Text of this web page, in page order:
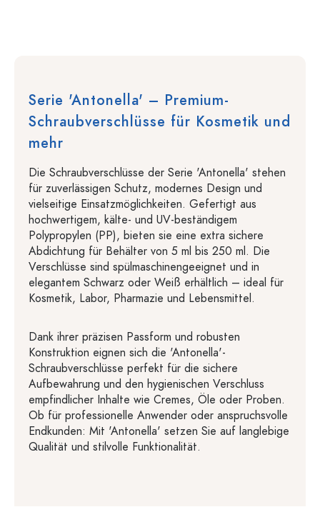
Serie 'Antonella' – Premium-
Schraubverschlüsse für Kosmetik und
mehr
Die Schraubverschlüsse der Serie 'Antonella' stehen
für zuverlässigen Schutz, modernes Design und
vielseitige Einsatzmöglichkeiten. Gefertigt aus
hochwertigem, kälte- und UV-beständigem
Polypropylen (PP), bieten sie eine extra sichere
Abdichtung für Behälter von 5 ml bis 250 ml. Die
Verschlüsse sind spülmaschinengeeignet und in
elegantem Schwarz oder Weiß erhältlich – ideal für
Kosmetik, Labor, Pharmazie und Lebensmittel.
Dank ihrer präzisen Passform und robusten
Konstruktion eignen sich die 'Antonella'-
Schraubverschlüsse perfekt für die sichere
Aufbewahrung und den hygienischen Verschluss
empfindlicher Inhalte wie Cremes, Öle oder Proben.
Ob für professionelle Anwender oder anspruchsvolle
Endkunden: Mit 'Antonella' setzen Sie auf langlebige
Qualität und stilvolle Funktionalität.